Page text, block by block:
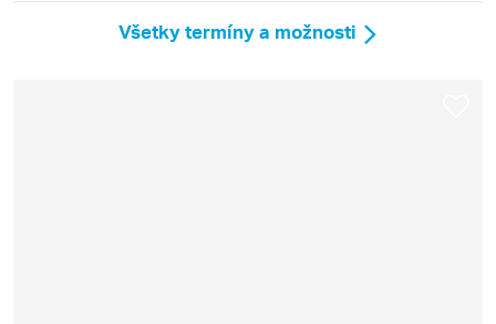
Všetky termíny a možnosti